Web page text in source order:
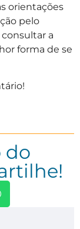
orientações
pelo
a
forma de se
do